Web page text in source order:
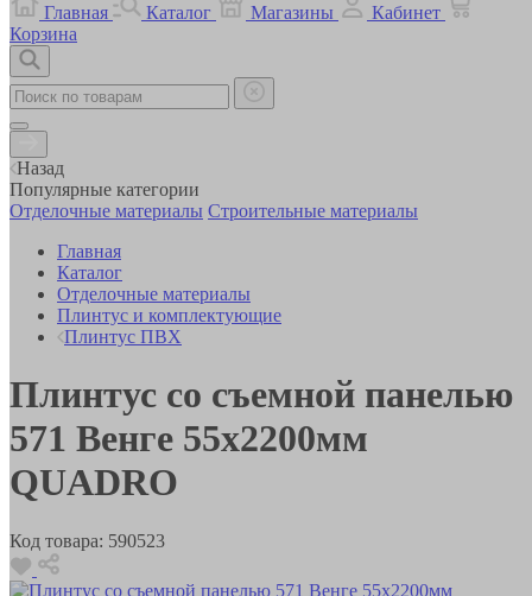
Главная
Каталог Магазины
Кабинет
Корзина
Назад
Популярные категории
Отделочные материалы Строительные материалы
Главная
Каталог
Отделочные материалы
Плинтус и комплектующие
Плинтус ПВХ
Плинтус со съемной панелью
571 Венге 55х2200мм
QUADRO
Код товара: 590523